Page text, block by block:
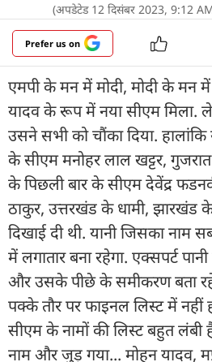
(अपडेटेड 12 दिसंबर 2023, 9:12
Prefer us on
एमपी के मन में मोदी, मोदी के मन में
यादव के रूप में नया सीएम मिला.
उसने सभी को चौंका दिया.
के सीएम मनोहर लाल खट्टर, गुजरात
के पिछली बार के सीएम देवेंद्र
ठाकुर, उत्तरखंड के धामी, झारखंड
दिखाई दी थी. यानी जिसका नाम
में लगातार बना रहेगा. एक्सपर्ट
और उसके पीछे के समीकरण बता
पक्के तौर पर फाइनल लिस्ट में नहीं
सीएम के नामों की लिस्ट बहुत
नाम और जुड़ गया... मोहन यादव,